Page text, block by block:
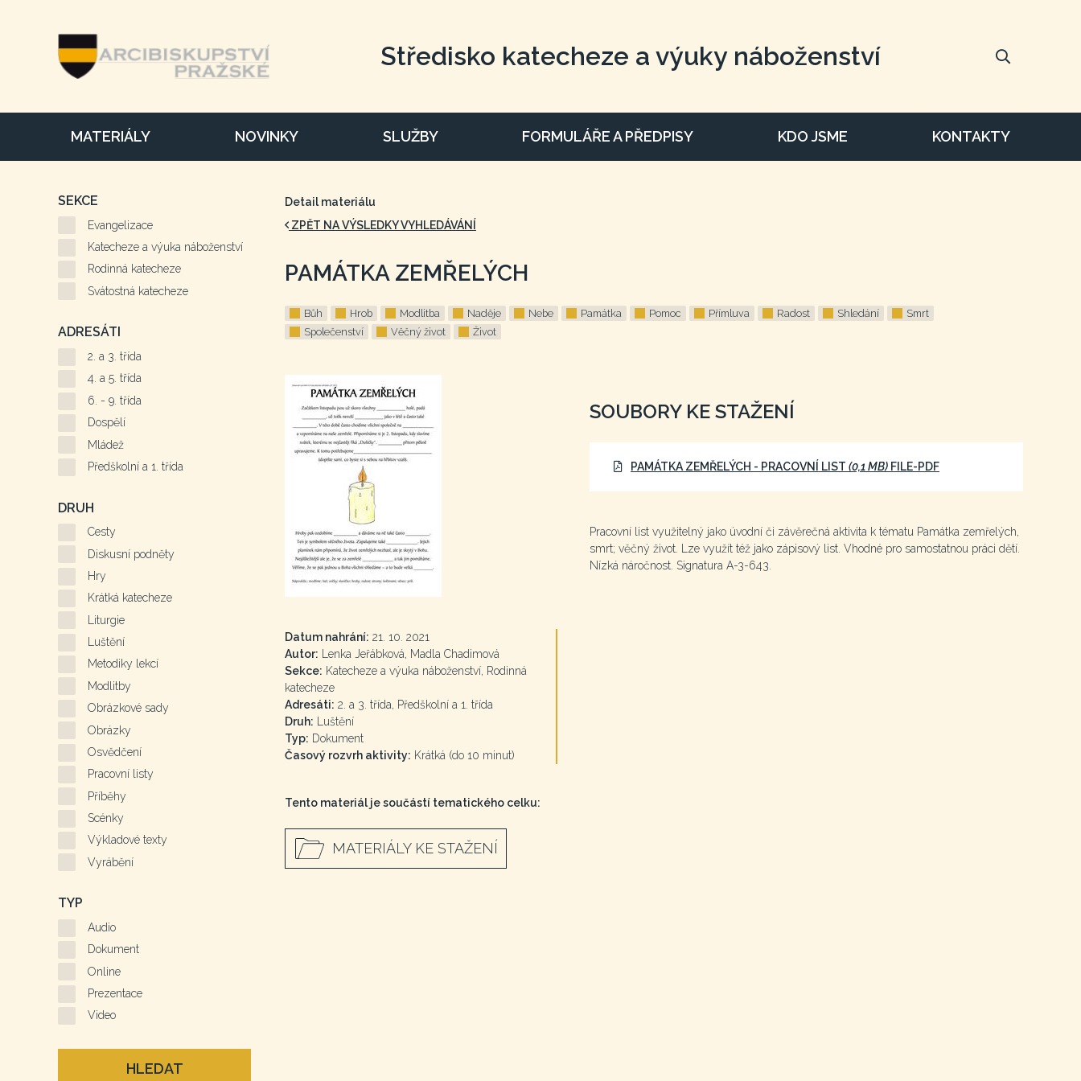
Středisko katecheze a výuky náboženství
MATERIÁLY NOVINKY SLUŽBY FORMULÁŘE A PŘEDPISY KDO JSME KONTAKTY
Detail materiálu
ZPĚT NA VÝSLEDKY VYHLEDÁVÁNÍ
PAMÁTKA ZEMŘELÝCH
Bůh Hrob Modlitba Naděje Nebe Památka Pomoc Přímluva Radost Shledání
Smrt
Společenství
Věčný život Život
Datum nahrání: 21. 10. 2021
Autor: Lenka Jeřábková, Madla Chadimová
Sekce: Katecheze a výuka náboženství, Rodinná
katecheze
Adresáti: 2. a 3. třída, Předškolní a 1. třída
Druh: Luštění
Typ: Dokument
Časový rozvrh aktivity: Krátká (do 10 minut)
Tento materiál je součástí tematického celku:
MATERIÁLY KE STAŽENÍ
SOUBORY KE STAŽENÍ
PAMÁTKA ZEMŘELÝCH - PRACOVNÍ LIST (0,1 MB) FILE-PDF
Pracovní list využitelný jako úvodní či závěrečná aktivita k tématu Památka zemřelých,
smrt; věčný život. Lze využít též jako zápisový list. Vhodné pro samostatnou práci dětí.
Nízká náročnost. Signatura A-3-643.
SEKCE
Evangelizace
Katecheze a výuka náboženství
Rodinná katecheze
Svátostná katecheze
ADRESÁTI
2. a 3. třída
4. a 5. třída
6. - 9. třída
Dospělí
Mládež
Předškolní a 1. třída
DRUH
Cesty
Diskusní podněty
Hry
Krátká katecheze
Liturgie
Luštění
Metodiky lekcí
Modlitby
Obrázkové sady
Obrázky
Osvědčení
Pracovní listy
Příběhy
Scénky
Výkladové texty
Vyrábění
TYP
Audio
Dokument
Online
Prezentace
Video
HLEDAT